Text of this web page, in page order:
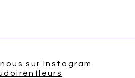
sur Instagram